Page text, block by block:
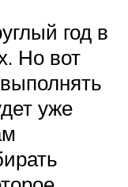
год в
Но вот
уже